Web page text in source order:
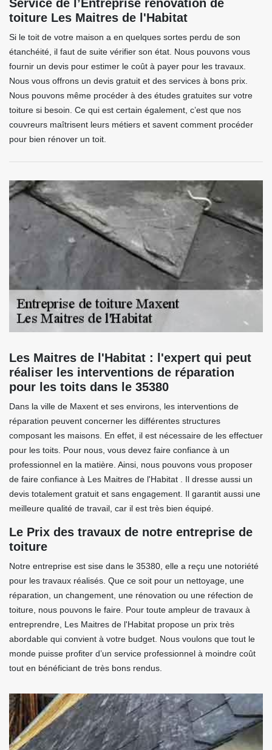
Service de l’Entreprise renovation de
toiture Les Maitres de l'Habitat
Si le toit de votre maison a en quelques sortes perdu de son
étanchéité, il faut de suite vérifier son état. Nous pouvons vous
fournir un devis pour estimer le coût à payer pour les travaux.
Nous vous offrons un devis gratuit et des services à bons prix.
Nous pouvons même procéder à des études gratuites sur votre
toiture si besoin. Ce qui est certain également, c’est que nos
couvreurs maîtrisent leurs métiers et savent comment procéder
pour bien rénover un toit.
Les Maitres de l'Habitat : l'expert qui peut
réaliser les interventions de réparation
pour les toits dans le 35380
Dans la ville de Maxent et ses environs, les interventions de
réparation peuvent concerner les différentes structures
composant les maisons. En effet, il est nécessaire de les effectuer
pour les toits. Pour nous, vous devez faire confiance à un
professionnel en la matière. Ainsi, nous pouvons vous proposer
de faire confiance à Les Maitres de l'Habitat . Il dresse aussi un
devis totalement gratuit et sans engagement. Il garantit aussi une
meilleure qualité de travail, car il est très bien équipé.
Le Prix des travaux de notre entreprise de
toiture
Notre entreprise est sise dans le 35380, elle a reçu une notoriété
pour les travaux réalisés. Que ce soit pour un nettoyage, une
réparation, un changement, une rénovation ou une réfection de
toiture, nous pouvons le faire. Pour toute ampleur de travaux à
entreprendre, Les Maitres de l'Habitat propose un prix très
abordable qui convient à votre budget. Nous voulons que tout le
monde puisse profiter d’un service professionnel à moindre coût
tout en bénéficiant de très bons rendus.